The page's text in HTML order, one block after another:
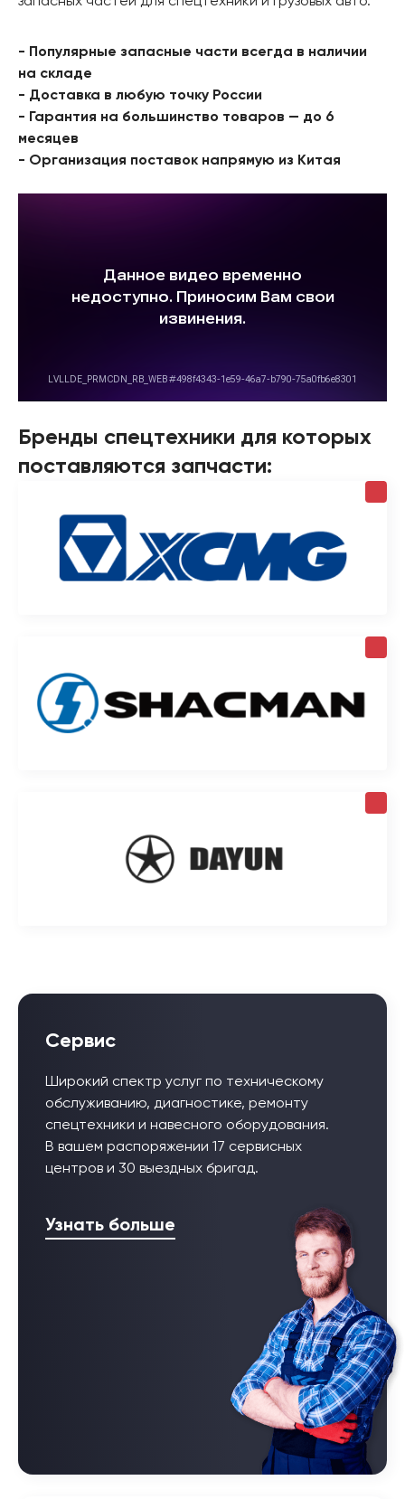
- Популярные запасные части всегда в наличии
на складе
- Доставка в любую точку России
- Гарантия на большинство товаров — до 6
месяцев
- Организация поставок напрямую из Китая
Бренды спецтехники для которых
поставляются запчасти:
Сервис
Широкий спектр услуг по техническому
обслуживанию, диагностике, ремонту
спецтехники и навесного оборудования.
В вашем распоряжении 17 сервисных
центров и 30 выездных бригад.
Узнать больше